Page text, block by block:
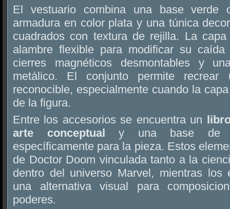
El vestuario combina una base verde
armadura en color plata y una túnica
cuadrados con textura de rejilla. La
alambre flexible para modificar su
cierres magnéticos desmontables y
metálico. El conjunto permite
reconocible, especialmente cuando la
de la figura.
Entre los accesorios se encuentra un
arte conceptual y una base de
específicamente para la pieza. Estos
de Doctor Doom vinculada tanto a la
dentro del universo Marvel, mientras los
una alternativa visual para
poderes.